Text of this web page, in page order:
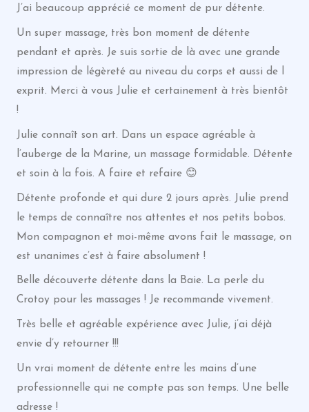
J’ai beaucoup apprécié ce moment de pur détente.
Un super massage, très bon moment de détente
pendant et après. Je suis sortie de là avec une grande
impression de légèreté au niveau du corps et aussi de l
exprit. Merci à vous Julie et certainement à très bientôt
!
Julie connaît son art. Dans un espace agréable à
l’auberge de la Marine, un massage formidable. Détente
et soin à la fois. A faire et refaire 😊
Détente profonde et qui dure 2 jours après. Julie prend
le temps de connaître nos attentes et nos petits bobos.
Mon compagnon et moi-même avons fait le massage, on
est unanimes c’est à faire absolument !
Belle découverte détente dans la Baie. La perle du
Crotoy pour les massages ! Je recommande vivement.
Très belle et agréable expérience avec Julie, j’ai déjà
envie d’y retourner !!!
Un vrai moment de détente entre les mains d’une
professionnelle qui ne compte pas son temps. Une belle
adresse !